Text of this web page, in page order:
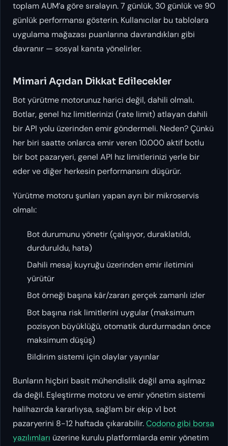
toplam AUM’a göre sıralayın. 7 günlük, 30 günlük ve 90
günlük performansı gösterin. Kullanıcılar bu tablolara
uygulama mağazası puanlarına davrandıkları gibi
davranır — sosyal kanıta yönelirler.
Mimari Açıdan Dikkat Edilecekler
Bot yürütme motorunuz harici değil, dahili olmalı.
Botlar, genel hız limitlerinizi (rate limit) atlayan dahili
bir API yolu üzerinden emir göndermeli. Neden? Çünkü
her biri saatte onlarca emir veren 10.000 aktif botlu
bir bot pazaryeri, genel API hız limitlerinizi yerle bir
eder ve diğer herkesin performansını düşürür.
Yürütme motoru şunları yapan ayrı bir mikroservis
olmalı:
Bot durumunu yönetir (çalışıyor, duraklatıldı,
durduruldu, hata)
Dahili mesaj kuyruğu üzerinden emir iletimini
yürütür
Bot örneği başına kâr/zararı gerçek zamanlı izler
Bot başına risk limitlerini uygular (maksimum
pozisyon büyüklüğü, otomatik durdurmadan önce
maksimum düşüş)
Bildirim sistemi için olaylar yayınlar
Bunların hiçbiri basit mühendislik değil ama aşılmaz
da değil. Eşleştirme motoru ve emir yönetim sistemi
halihazırda kararlıysa, sağlam bir ekip v1 bot
pazaryerini 8-12 haftada çıkarabilir.Codono gibi borsa
yazılımları üzerine kurulu platformlarda emir yönetim